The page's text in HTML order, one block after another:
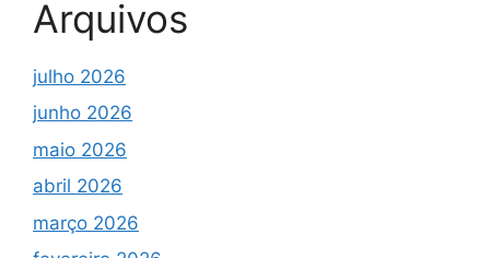
Arquivos
julho 2026
junho 2026
maio 2026
abril 2026
março 2026